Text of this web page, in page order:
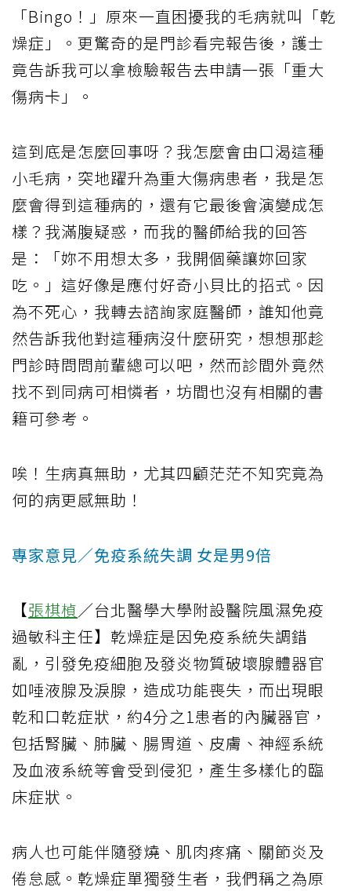
「Bingo！」原來一直困擾我的毛病就叫「乾
燥症」。更驚奇的是門診看完報告後，護士
竟告訴我可以拿檢驗報告去申請一張「重大
傷病卡」。
這到底是怎麼回事呀？我怎麼會由口渴這種
小毛病，突地躍升為重大傷病患者，我是怎
麼會得到這種病的，還有它最後會演變成怎
樣？我滿腹疑惑，而我的醫師給我的回答
是：「妳不用想太多，我開個藥讓妳回家
吃。」這好像是應付好奇小貝比的招式。因
為不死心，我轉去諮詢家庭醫師，誰知他竟
然告訴我他對這種病沒什麼研究，想想那趁
門診時問問前輩總可以吧，然而診間外竟然
找不到同病可相憐者，坊間也沒有相關的書
籍可參考。
唉！生病真無助，尤其四顧茫茫不知究竟為
何的病更感無助！
專家意見／免疫系統失調 女是男9倍
【張棋楨／台北醫學大學附設醫院風濕免疫
過敏科主任】乾燥症是因免疫系統失調錯
亂，引發免疫細胞及發炎物質破壞腺體器官
如唾液腺及淚腺，造成功能喪失，而出現眼
乾和口乾症狀，約4分之1患者的內臟器官，
包括腎臟、肺臟、腸胃道、皮膚、神經系統
及血液系統等會受到侵犯，產生多樣化的臨
床症狀。
病人也可能伴隨發燒、肌肉疼痛、關節炎及
倦怠感。乾燥症單獨發生者，我們稱之為原